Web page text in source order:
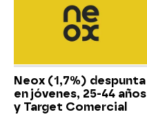
Neox (1,7%) despunta
en jóvenes, 25-44 años
y Target Comercial